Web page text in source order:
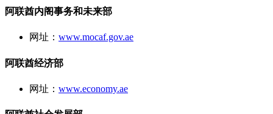
阿联酋内阁事务和未来部
网址： www.mocaf.gov.ae
阿联酋经济部
网址： www.economy.ae